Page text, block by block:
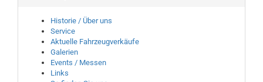
Historie / Über uns
Service
Aktuelle Fahrzeugverkäufe
Galerien
Events / Messen
Links